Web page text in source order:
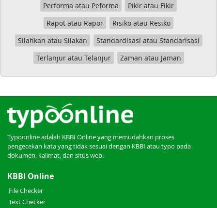
Performa atau Peforma
Pikir atau Fikir
Rapot atau Rapor
Risiko atau Resiko
Silahkan atau Silakan
Standardisasi atau Standarisasi
Terlanjur atau Telanjur
Zaman atau Jaman
Typoonline adalah KBBI Online yang memudahkan proses
pengecekan kata yang tidak sesuai dengan KBBI atau typo pada
dokumen, kalimat, dan situs web.
KBBI Online
File Checker
Text Checker